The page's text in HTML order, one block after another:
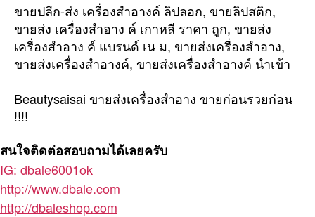
ขายปลีก-ส่ง เครื่องสำอางค์ ลิปลอก, ขายลิปสติก,
ขายส่ง เครื่องสำอาง ค์ เกาหลี ราคา ถูก, ขายส่ง
เครื่องสำอาง ค์ แบรนด์ เน ม, ขายส่งเครื่องสำอาง,
ขายส่งเครื่องสำอางค์, ขายส่งเครื่องสำอางค์ นำเข้า
Beautysaisai ขายส่งเครื่องสำอาง ขายก่อนรวยก่อน
!!!!
สนใจติดต่อสอบถามได้เลยครับ
IG: dbale6001ok
http://www.dbale.com
http://dbaleshop.com